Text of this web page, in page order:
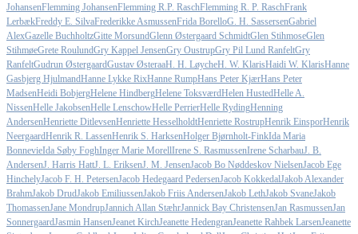
JohansenFlemming JohansenFlemming R.P. RaschFlemming R. P. RaschFrank
LerbækFreddy E. SilvaFrederikke AsmussenFrida BorelloG. H. SassersenGabriel
AlexGazelle BuchholtzGitte MorsundGlenn Østergaard SchmidtGlen StihmoseGlen
StihmøeGrete RoulundGry Kappel JensenGry OustrupGry Pil Lund RanfeltGry
RanfeltGudrun ØstergaardGustav ØsteraaH. H. LøycheH. W. KlarisHaidi W. KlarisHanne
Gasbjerg HjulmandHanne Lykke RixHanne RumpHans Peter KjærHans Peter
MadsenHeidi BobjergHelene HindbergHelene ToksværdHelen HustedHelle A.
NissenHelle JakobsenHelle LenschowHelle PerrierHelle RydingHenning
AndersenHenriette DitlevsenHenriette HesselholdtHenriette RostrupHenrik EinsporHenrik
NeergaardHenrik R. LassenHenrik S. HarksenHolger Bjørnholt-FinkIda Maria
BonnevieIda Søby FoghInger Marie MorellIrene S. RasmussenIrene ScharbauJ. B.
AndersenJ. Harris HattJ. L. EriksenJ. M. JensenJacob Bo Nøddeskov NielsenJacob Ege
HinchelyJacob F. H. PetersenJacob Hedegaard PedersenJacob KokkedalJakob Alexander
BrahmJakob DrudJakob EmiliussenJakob Friis AndersenJakob LethJakob SvaneJakob
ThomassenJane MondrupJannich Allan StæhrJannick Bay ChristensenJan RasmussenJan
SonnergaardJasmin HansenJeanet KirchJeanette HedengranJeanette Rahbek LarsenJeanette